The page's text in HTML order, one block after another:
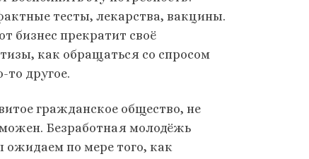
тесты, лекарства, вакцины.
бизнес прекратит своё
как обращаться со спросом
то другое.
гражданское общество, не
Безработная молодёжь
ожидаем по мере того, как